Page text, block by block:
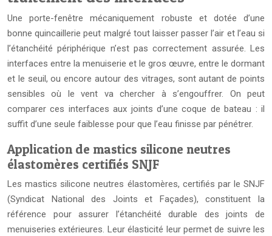
Une porte-fenêtre mécaniquement robuste et dotée d’une
bonne quincaillerie peut malgré tout laisser passer l’air et l’eau si
l’étanchéité périphérique n’est pas correctement assurée. Les
interfaces entre la menuiserie et le gros œuvre, entre le dormant
et le seuil, ou encore autour des vitrages, sont autant de points
sensibles où le vent va chercher à s’engouffrer. On peut
comparer ces interfaces aux joints d’une coque de bateau : il
suffit d’une seule faiblesse pour que l’eau finisse par pénétrer.
Application de mastics silicone neutres
élastomères certifiés SNJF
Les mastics silicone neutres élastomères, certifiés par le SNJF
(Syndicat National des Joints et Façades), constituent la
référence pour assurer l’étanchéité durable des joints de
menuiseries extérieures. Leur élasticité leur permet de suivre les